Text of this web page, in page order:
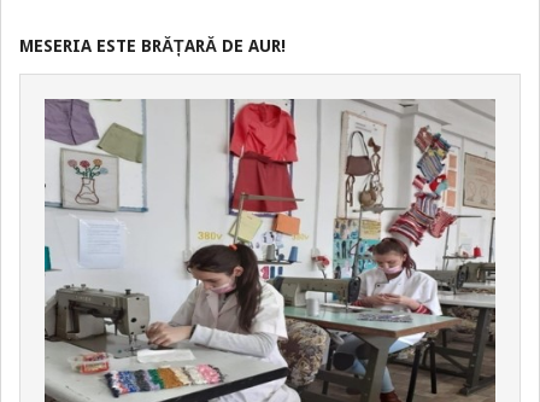
MESERIA ESTE BRĂȚARĂ DE AUR!